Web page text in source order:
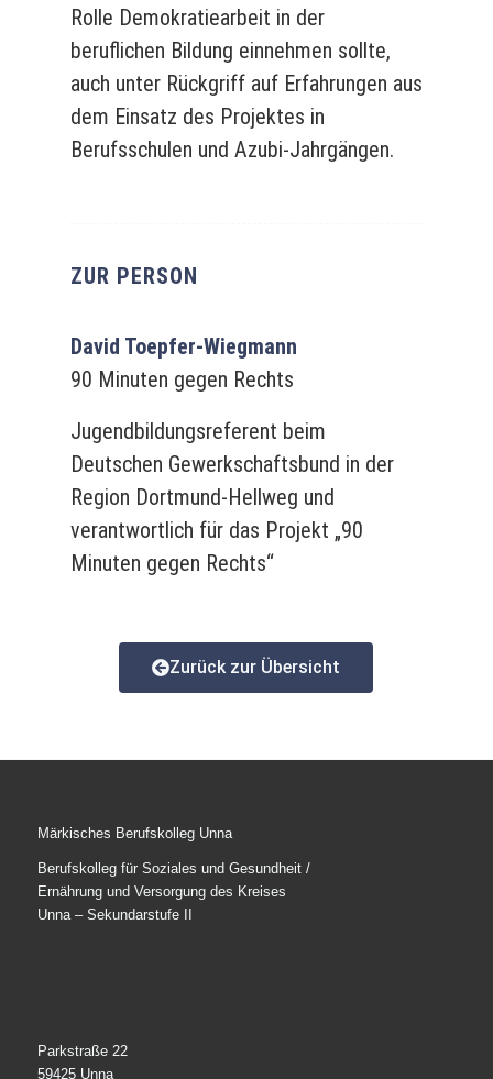
Rolle Demokratiearbeit in der
beruflichen Bildung einnehmen sollte,
auch unter Rückgriff auf Erfahrungen aus
dem Einsatz des Projektes in
Berufsschulen und Azubi-Jahrgängen.
ZUR PERSON
David Toepfer-Wiegmann
90 Minuten gegen Rechts
Jugendbildungsreferent beim
Deutschen Gewerkschaftsbund in der
Region Dortmund-Hellweg und
verantwortlich für das Projekt „90
Minuten gegen Rechts“
Zurück zur Übersicht
Märkisches Berufskolleg Unna
Berufskolleg für Soziales und Gesundheit /
Ernährung und Versorgung des Kreises
Unna – Sekundarstufe II
Parkstraße 22
59425 Unna